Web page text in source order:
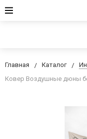
Главная Каталог
Ковер Воздушные дюны